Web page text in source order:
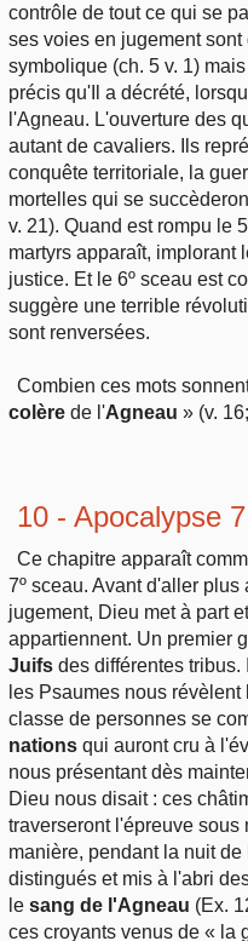
contrôle de tout ce qui se
ses voies en jugement sont
symbolique (ch. 5 v. 1)
précis qu'Il a décrété,
l'Agneau. L'ouverture des
autant de cavaliers. Ils
conquête territoriale, la
mortelles qui se
v. 21). Quand est rompu le
martyrs apparaît, implorant
justice. Et le 6º sceau est
suggère une terrible
sont renversées.
Combien ces mots
colère de l'Agneau » (v.
10 - Apocalypse
Ce chapitre apparaît
7º sceau. Avant d'aller
jugement, Dieu met à part
appartiennent. Un premier
Juifs des différentes
les Psaumes nous
classe de personnes se
nations qui auront cru à
nous présentant dès
Dieu nous disait : ces
traverseront l'épreuve sous
manière, pendant la nuit
distingués et mis à l'abri
le sang de l'Agneau (Ex.
ces croyants venus de « la